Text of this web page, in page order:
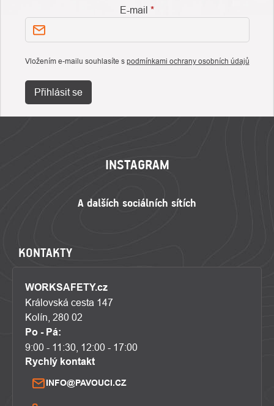
E-mail
Vložením e-mailu souhlasíte s podmínkami ochrany osobních údajů
Přihlásit se
INSTAGRAM
KONTAKTY
WORKSAFETY.cz
Královská cesta 147
Kolín, 280 02
Po - Pá:
9:00 - 11:30, 12:00 - 17:00
Rychlý kontakt
INFO@PAVOUCI.CZ